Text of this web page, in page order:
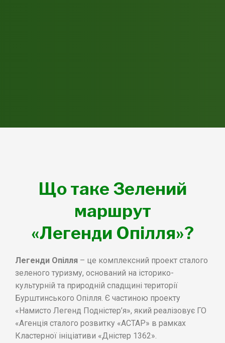
Що таке Зелений
маршрут
«Легенди Опілля»?
Легенди Опілля – це комплексний проект сталого
зеленого туризму, оснований на історико-
культурній та природній спадщині території
Бурштинського Опілля. Є частиною проекту
«Намисто Легенд Подністер’я», який реалізовує ГО
«Агенція сталого розвитку «АСТАР» в рамках
Кластерної ініціативи «Дністер 1362».